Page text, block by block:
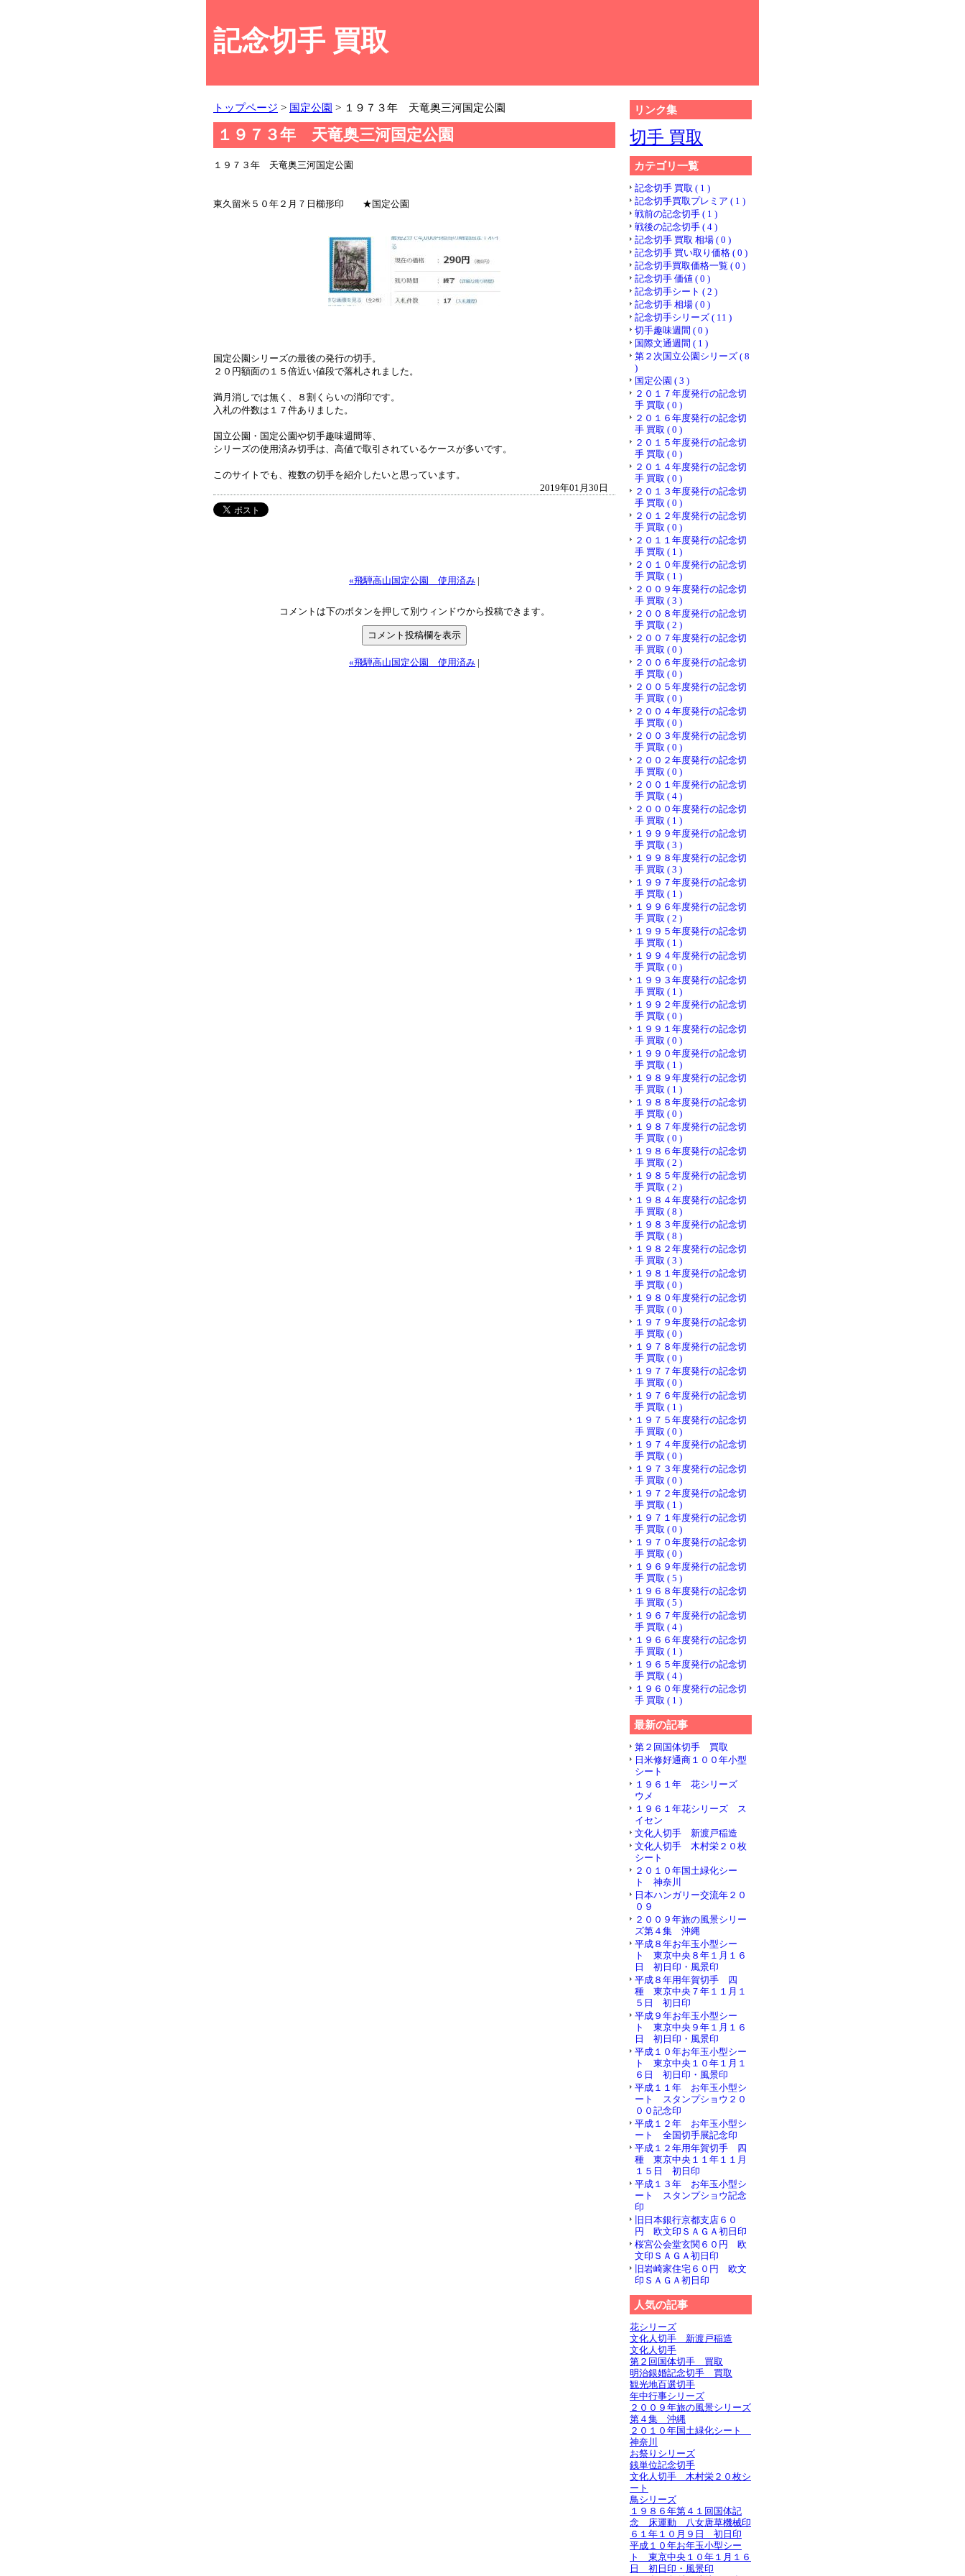
記念切手 買取
トップページ > 国定公園 > １９７３年 天竜奥三河国定公園
１９７３年 天竜奥三河国定公園
１９７３年 天竜奥三河国定公園
東久留米５０年２月７日櫛形印 ★国定公園
国定公園シリーズの最後の発行の切手。
２０円額面の１５倍近い値段で落札されました。
満月消しでは無く、８割くらいの消印です。
入札の件数は１７件ありました。
国立公園・国定公園や切手趣味週間等、
シリーズの使用済み切手は、高値で取引されているケースが多いです。
このサイトでも、複数の切手を紹介したいと思っています。
2019年01月30日
«飛騨高山国定公園 使用済み |
コメントは下のボタンを押して別ウィンドウから投稿できます。
«飛騨高山国定公園 使用済み |
リンク集
切手 買取
カテゴリ一覧
記念切手 買取 ( 1 )
記念切手買取プレミア ( 1 )
戦前の記念切手 ( 1 )
戦後の記念切手 ( 4 )
記念切手 買取 相場 ( 0 )
記念切手 買い取り価格 ( 0 )
記念切手買取価格一覧 ( 0 )
記念切手 価値 ( 0 )
記念切手シート ( 2 )
記念切手 相場 ( 0 )
記念切手シリーズ ( 11 )
切手趣味週間 ( 0 )
国際文通週間 ( 1 )
第２次国立公園シリーズ ( 8
)
国定公園 ( 3 )
２０１７年度発行の記念切
手 買取 ( 0 )
２０１６年度発行の記念切
手 買取 ( 0 )
２０１５年度発行の記念切
手 買取 ( 0 )
２０１４年度発行の記念切
手 買取 ( 0 )
２０１３年度発行の記念切
手 買取 ( 0 )
２０１２年度発行の記念切
手 買取 ( 0 )
２０１１年度発行の記念切
手 買取 ( 1 )
２０１０年度発行の記念切
手 買取 ( 1 )
２００９年度発行の記念切
手 買取 ( 3 )
２００８年度発行の記念切
手 買取 ( 2 )
２００７年度発行の記念切
手 買取 ( 0 )
２００６年度発行の記念切
手 買取 ( 0 )
２００５年度発行の記念切
手 買取 ( 0 )
２００４年度発行の記念切
手 買取 ( 0 )
２００３年度発行の記念切
手 買取 ( 0 )
２００２年度発行の記念切
手 買取 ( 0 )
２００１年度発行の記念切
手 買取 ( 4 )
２０００年度発行の記念切
手 買取 ( 1 )
１９９９年度発行の記念切
手 買取 ( 3 )
１９９８年度発行の記念切
手 買取 ( 3 )
１９９７年度発行の記念切
手 買取 ( 1 )
１９９６年度発行の記念切
手 買取 ( 2 )
１９９５年度発行の記念切
手 買取 ( 1 )
１９９４年度発行の記念切
手 買取 ( 0 )
１９９３年度発行の記念切
手 買取 ( 1 )
１９９２年度発行の記念切
手 買取 ( 0 )
１９９１年度発行の記念切
手 買取 ( 0 )
１９９０年度発行の記念切
手 買取 ( 1 )
１９８９年度発行の記念切
手 買取 ( 1 )
１９８８年度発行の記念切
手 買取 ( 0 )
１９８７年度発行の記念切
手 買取 ( 0 )
１９８６年度発行の記念切
手 買取 ( 2 )
１９８５年度発行の記念切
手 買取 ( 2 )
１９８４年度発行の記念切
手 買取 ( 8 )
１９８３年度発行の記念切
手 買取 ( 8 )
１９８２年度発行の記念切
手 買取 ( 3 )
１９８１年度発行の記念切
手 買取 ( 0 )
１９８０年度発行の記念切
手 買取 ( 0 )
１９７９年度発行の記念切
手 買取 ( 0 )
１９７８年度発行の記念切
手 買取 ( 0 )
１９７７年度発行の記念切
手 買取 ( 0 )
１９７６年度発行の記念切
手 買取 ( 1 )
１９７５年度発行の記念切
手 買取 ( 0 )
１９７４年度発行の記念切
手 買取 ( 0 )
１９７３年度発行の記念切
手 買取 ( 0 )
１９７２年度発行の記念切
手 買取 ( 1 )
１９７１年度発行の記念切
手 買取 ( 0 )
１９７０年度発行の記念切
手 買取 ( 0 )
１９６９年度発行の記念切
手 買取 ( 5 )
１９６８年度発行の記念切
手 買取 ( 5 )
１９６７年度発行の記念切
手 買取 ( 4 )
１９６６年度発行の記念切
手 買取 ( 1 )
１９６５年度発行の記念切
手 買取 ( 4 )
１９６０年度発行の記念切
手 買取 ( 1 )
最新の記事
第２回国体切手 買取
日米修好通商１００年小型
シート
１９６１年 花シリーズ
ウメ
１９６１年花シリーズ ス
イセン
文化人切手 新渡戸稲造
文化人切手 木村栄２０枚
シート
２０１０年国土緑化シー
ト 神奈川
日本ハンガリー交流年２０
０９
２００９年旅の風景シリー
ズ第４集 沖縄
平成８年お年玉小型シー
ト 東京中央８年１月１６
日 初日印・風景印
平成８年用年賀切手 四
種 東京中央７年１１月１
５日 初日印
平成９年お年玉小型シー
ト 東京中央９年１月１６
日 初日印・風景印
平成１０年お年玉小型シー
ト 東京中央１０年１月１
６日 初日印・風景印
平成１１年 お年玉小型シ
ート スタンプショウ２０
００記念印
平成１２年 お年玉小型シ
ート 全国切手展記念印
平成１２年用年賀切手 四
種 東京中央１１年１１月
１５日 初日印
平成１３年 お年玉小型シ
ート スタンプショウ記念
印
旧日本銀行京都支店６０
円 欧文印ＳＡＧＡ初日印
桜宮公会堂玄関６０円 欧
文印ＳＡＧＡ初日印
旧岩崎家住宅６０円 欧文
印ＳＡＧＡ初日印
人気の記事
花シリーズ
文化人切手 新渡戸稲造
文化人切手
第２回国体切手 買取
明治銀婚記念切手 買取
観光地百選切手
年中行事シリーズ
２００９年旅の風景シリーズ
第４集 沖縄
２０１０年国土緑化シート
神奈川
お祭りシリーズ
銭単位記念切手
文化人切手 木村栄２０枚シ
ート
鳥シリーズ
１９８６年第４１回国体記
念 床運動 八女唐草機械印
６１年１０月９日 初日印
平成１０年お年玉小型シー
ト 東京中央１０年１月１６
日 初日印・風景印